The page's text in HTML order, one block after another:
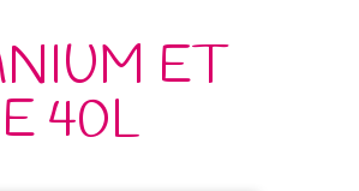
ET
40L